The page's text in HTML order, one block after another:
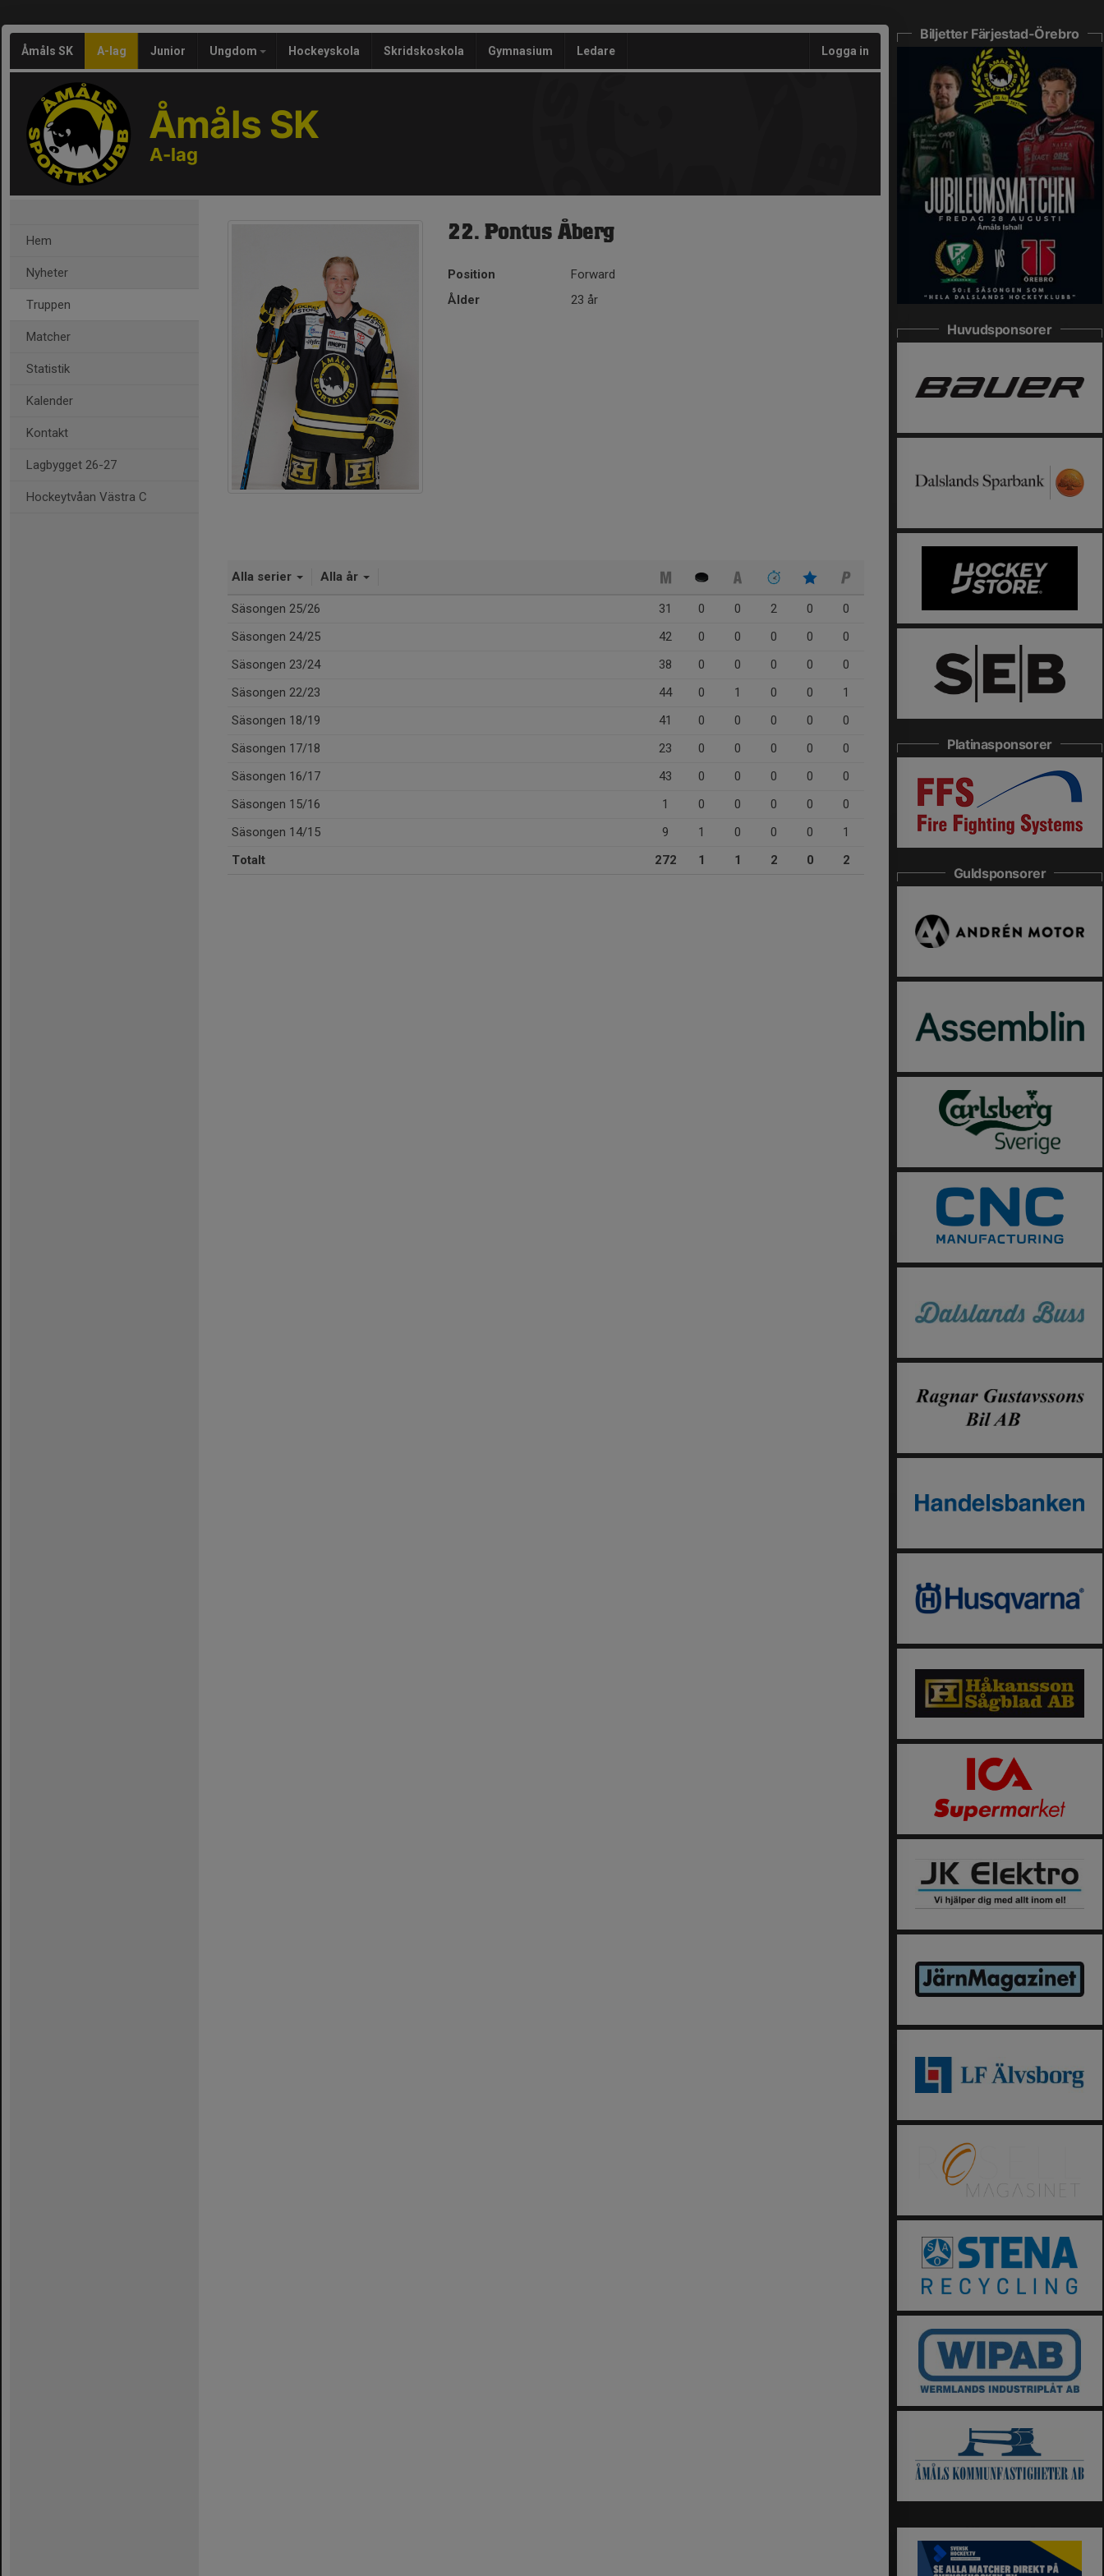
Åmåls SK A-lag Junior Ungdom Hockeyskola Skridskoskola Gymnasium Ledare Logga in
Åmåls SK
A-lag
Hem
Nyheter
Truppen
Matcher
Statistik
Kalender
Kontakt
Lagbygget 26-27
Hockeytvåan Västra C
22. Pontus Åberg
Position
Forward
Ålder
23 år
Alla serier Alla år
Säsongen 25/26 31 0 0 2 0
0
Säsongen 24/25
42 0 0 0 0
0
Säsongen 23/24
38 0 0 0 0
0
Säsongen 22/23
44 0 1 0 0
1
Säsongen 18/19
41 0 0 0 0
0
Säsongen 17/18
23 0 0 0 0
0
Säsongen 16/17
43 0 0 0 0
0
Säsongen 15/16
1 0 0 0 0
0
Säsongen 14/15
9 1 0 0 0
1
Totalt
272 1 1 2 0 2
Biljetter Färjestad-Örebro
Huvudsponsorer
Platinasponsorer
Guldsponsorer